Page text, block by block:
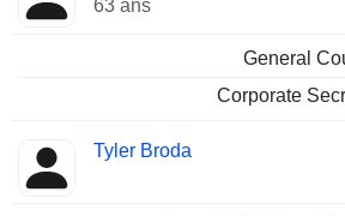
63 ans
General
Corporate
Tyler Broda